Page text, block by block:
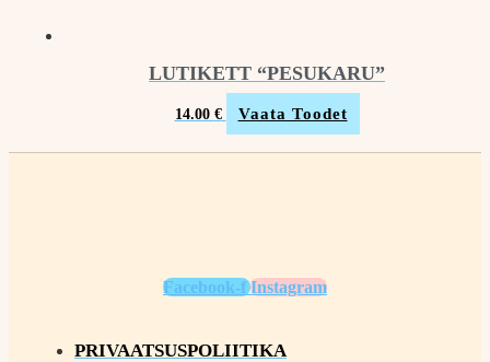
LUTIKETT “PESUKARU”
14.00 € Vaata Toodet
Facebook-f Instagram
PRIVAATSUSPOLIITIKA